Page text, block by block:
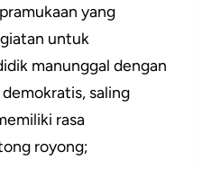
yang
untuk
manunggal dengan
saling
rasa
royong;